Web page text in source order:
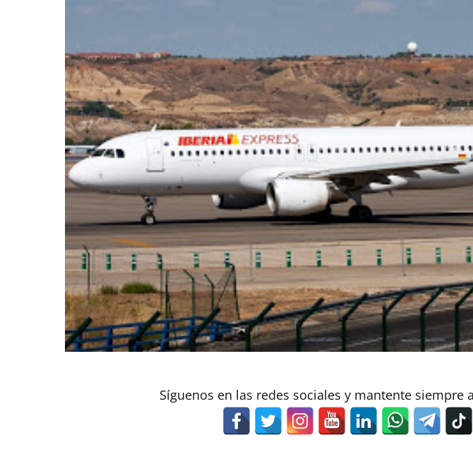
Síguenos en las redes sociales y mantente siempre